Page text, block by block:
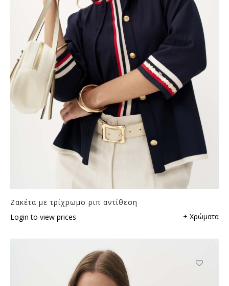
Ζακέτα με τρίχρωμο ριπ αντίθεση
Login to view prices
+ Χρώματα